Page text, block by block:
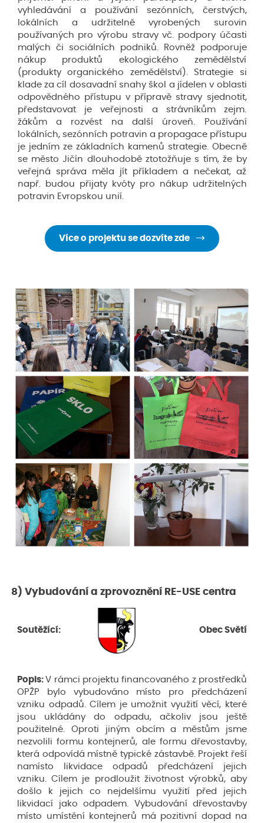
vyhledávání a používání sezónních, čerstvých,
lokálních a udržitelně vyrobených surovin
používaných pro výrobu stravy vč. podpory účasti
malých či sociálních podniků. Rovněž podporuje
nákup produktů ekologického zemědělství
(produkty organického zemědělství). Strategie si
klade za cíl dosavadní snahy škol a jídelen v oblasti
odpovědného přístupu v přípravě stravy sjednotit,
představovat je veřejnosti a strávníkům zejm.
žákům a rozvést na další úroveň. Používání
lokálních, sezónních potravin a propagace přístupu
je jedním ze základních kamenů strategie. Obecně
se město Jičín dlouhodobě ztotožňuje s tím, že by
veřejná správa měla jít příkladem a nečekat, až
např. budou přijaty kvóty pro nákup udržitelných
potravin Evropskou unií.
Více o projektu se dozvíte zde
8) Vybudování a zprovoznění RE-USE centra
Soutěžící: Obec Světí
Popis:V rámci projektu financovaného z prostředků
OPŽP bylo vybudováno místo pro předcházení
vzniku odpadů. Cílem je umožnit využití věcí, které
jsou ukládány do odpadu, ačkoliv jsou ještě
použitelné. Oproti jiným obcím a městům jsme
nezvolili formu kontejnerů, ale formu dřevostavby,
která odpovídá místně typické zástavbě. Projekt řeší
namísto likvidace odpadů předcházení jejich
vzniku. Cílem je prodloužit životnost výrobků, aby
došlo k jejich co nejdelšímu využití před jejich
likvidací jako odpadem. Vybudování dřevostavby
místo umístění kontejnerů má pozitivní dopad na